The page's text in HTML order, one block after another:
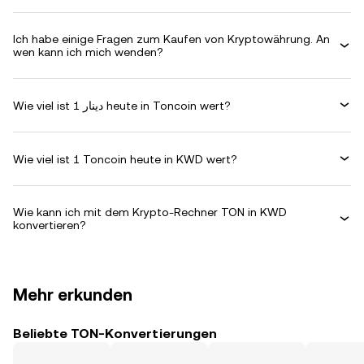
Ich habe einige Fragen zum Kaufen von Kryptowährung. An
wen kann ich mich wenden?
Wie viel ist دينار 1 heute in Toncoin wert?
Wie viel ist 1 Toncoin heute in KWD wert?
Wie kann ich mit dem Krypto-Rechner TON in KWD
konvertieren?
Mehr erkunden
Beliebte TON-Konvertierungen